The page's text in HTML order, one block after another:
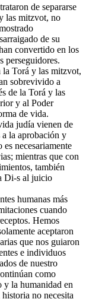
de separarse
las mitzvot, no
de su
convertido en los
perseguidores.
la Torá y las mitzvot,
sobrevivido a
de la Torá y las
y al Poder
de vida.
judía vienen de
la aprobación y
necesariamente
mientras que con
también
Di-s al juicio
humanas más
cuando
Hemos
aceptaron
que nos guiaron
e individuos
de nuestro
como
y la humanidad en
no necesita